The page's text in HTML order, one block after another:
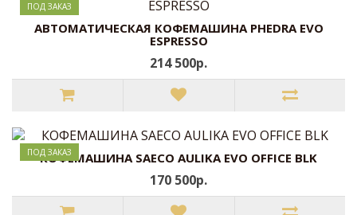
ПОД ЗАКАЗ
АВТОМАТИЧЕСКАЯ КОФЕМАШИНА PHEDRA EVO
ESPRESSO
214 500р.
ПОД ЗАКАЗ
КОФЕМАШИНА SAECO AULIKA EVO OFFICE BLK
170 500р.